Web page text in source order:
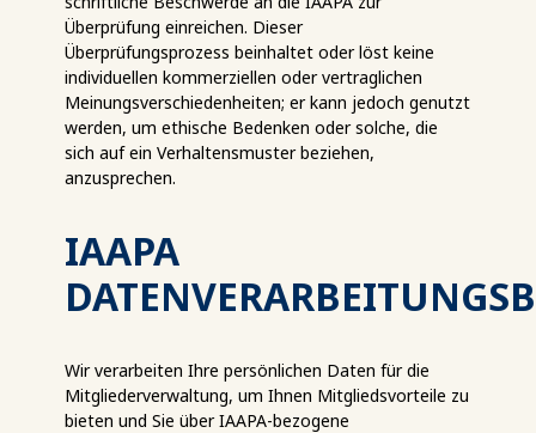
Überprüfung einreichen. Dieser
Überprüfungsprozess beinhaltet oder löst keine
individuellen kommerziellen oder vertraglichen
Meinungsverschiedenheiten; er kann jedoch genutzt
werden, um ethische Bedenken oder solche, die
sich auf ein Verhaltensmuster beziehen,
anzusprechen.
IAAPA
Wir verarbeiten Ihre persönlichen Daten für die
Mitgliederverwaltung, um Ihnen Mitgliedsvorteile zu
bieten und Sie über IAAPA-bezogene